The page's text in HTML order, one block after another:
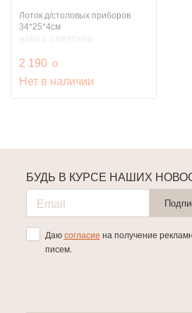
Лоток д/столовых приборов
34*25*4см
HANS & GRETCHEN
2 190 руб.
o
Нет в наличии
БУДЬ В КУРСЕ НАШИХ
Даю согласие на получение
писем.